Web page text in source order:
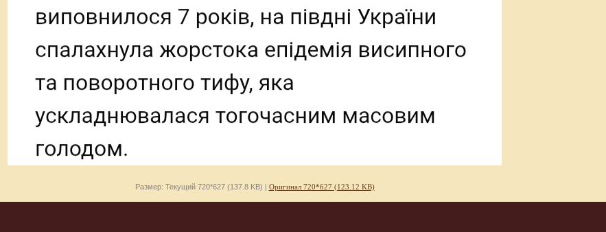
Размер: Текущий 720*627 (137.8 KB) | Оригинал 720*627 (123.12 KB)